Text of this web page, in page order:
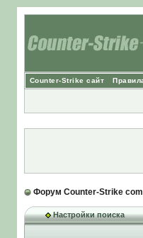
Counter-Strike сайт
Форум Counter-Strike
Настройки поиска